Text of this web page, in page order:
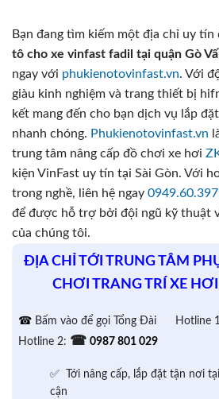
Bạn đang tìm kiếm một địa chỉ uy tín
tô cho xe vinfast fadil tại quận Gò
ngay với phukienotovinfast.vn. Với
giàu kinh nghiệm và trang thiết bị
kết mang đến cho bạn dịch vụ lắp
nhanh chóng. Phukienotovinfast.vn
trung tâm nâng cấp đồ chơi xe hơi
kiện VinFast uy tín tại Sài Gòn. Với
trong nghề, liên hệ ngay
để được hỗ trợ bởi đội ngũ kỹ thuật
của chúng tôi.
ĐỊA CHỈ TỚI TRUNG TÂM
CHƠI TRANG TRÍ XE
☎ Bấm vào để gọi Tổng Đài Hotline
Hotline 2: ☎ 0987 801 029
✅ Tới nâng cấp, lắp đặt tận nơi
cận